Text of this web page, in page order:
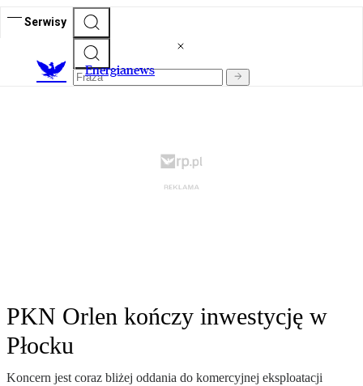
Serwisy
Energianews
PKN Orlen kończy inwestycję w
Płocku
Koncern jest coraz bliżej oddania do komercyjnej eksploatacji